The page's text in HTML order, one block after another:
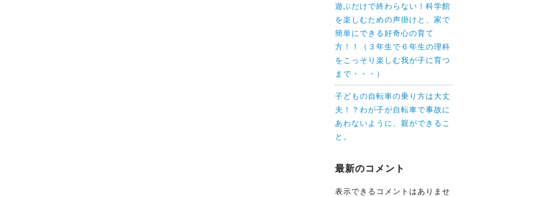
遊ぶだけで終わらない！科学館
を楽しむための声掛けと、家で
簡単にできる好奇心の育て
方！！（３年生で６年生の理科
をこっそり楽しむ我が子に育つ
まで・・・）
子どもの自転車の乗り方は大丈
夫！？わが子が自転車で事故に
あわないように、親ができるこ
と。
最新のコメント
表示できるコメントはありませ